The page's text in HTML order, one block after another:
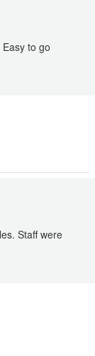
to go
Staff were